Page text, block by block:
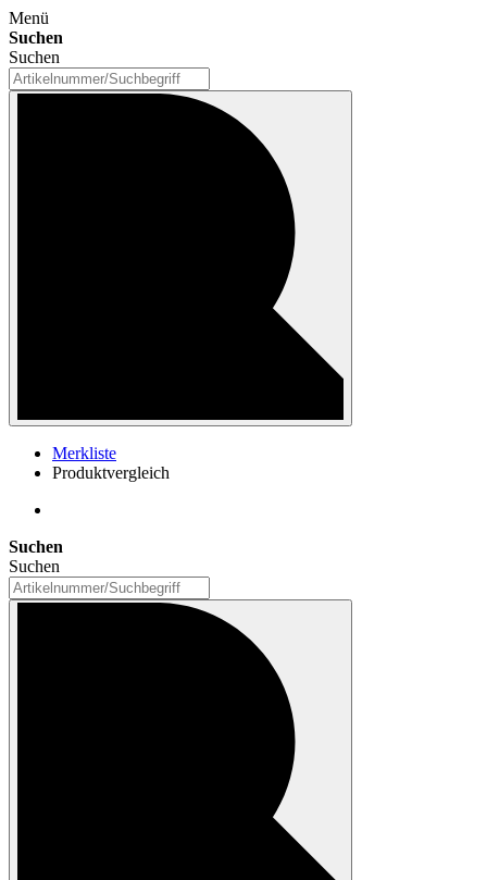
Menü
Suchen
Suchen
Merkliste
Produktvergleich
Suchen
Suchen